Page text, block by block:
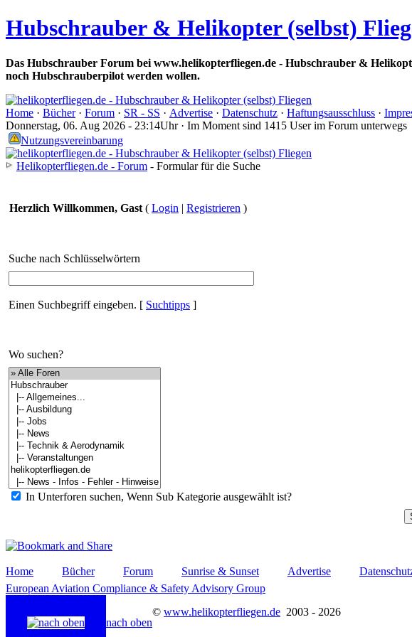
Hubschrauber & Helikopter (selbst)
Das Hubschrauber Forum bei www.helikopterfliegen.de - Hubschrauber &
noch Hubschrauberpilot werden wollen.
Home · Bücher· Forum · SR - SS · Advertise · Datenschutz · Haftungsausschluss ·
Donnerstag, 06. Aug 2026 - 23:14Uhr · Im Moment sind 1415 User im Forum unterwegs
Nutzungsvereinbarung
Helikopterfliegen.de - Forum - Formular für die Suche
Herzlich Willkommen, Gast ( Login | Registrieren )
Suche nach Schlüsselwörtern
Einen Suchbegriff eingeben. [ Suchtipps ]
Wo suchen?
In Unterforen suchen, Wenn Sub Kategorie ausgewählt ist?
Home Bücher Forum Sunrise & Sunset Advertise
European Aviation Compliance & Safety Advisory Group
nach oben
© www.helikopterfliegen.de 2003 - 2026